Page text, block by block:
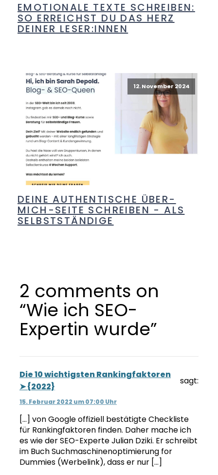
EMOTIONALE TEXTE SCHREIBEN:
SO ERREICHST DU DAS HERZ
DEINER LESER:INNEN
12. November 2024
DEINE AUTHENTISCHE ÜBER-
MICH-SEITE SCHREIBEN - ALS
SELBSTSTÄNDIGE
2 comments on
“Wie ich SEO-
Expertin wurde”
Die 10 wichtigsten Rankingfaktoren
➤ {2022}
sagt:
15. Februar 2022 um 07:00 Uhr
[…] von Google offiziell bestätigte Checkliste
für Rankingfaktoren finden. Daher mache ich
es wie der SEO-Experte Julian Dziki. Er schreibt
im Buch Suchmaschinenoptimierung for
Dummies (Werbelink), dass er nur […]